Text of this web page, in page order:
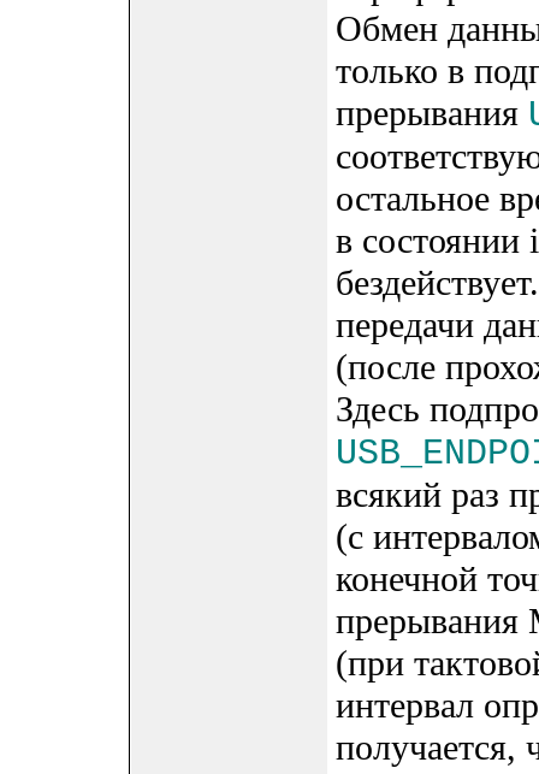
Обмен
только в
прерывания
остальное
в состоянии
передачи
(после
Здесь
всякий раз
(с
конечной
прерывания
(при
интервал
получается,